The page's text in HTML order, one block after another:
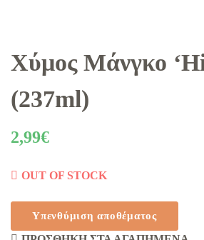
Χύμος Μάνγκο
(237ml)
2,99€
OUT OF STOCK